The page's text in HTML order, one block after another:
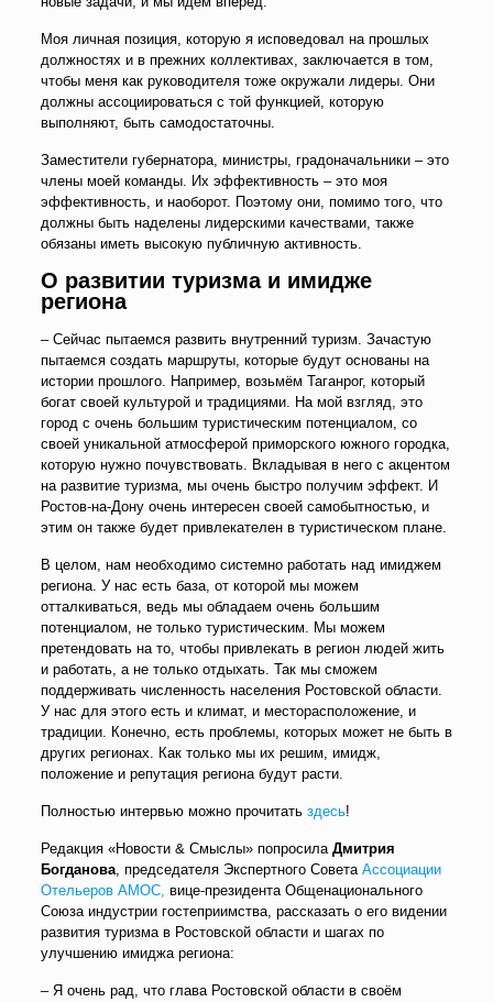
Моя личная позиция, которую я исповедовал на прошлых
должностях и в прежних коллективах, заключается в том,
чтобы меня как руководителя тоже окружали лидеры. Они
должны ассоциироваться с той функцией, которую
выполняют, быть самодостаточны.
Заместители губернатора, министры, градоначальники – это
члены моей команды. Их эффективность – это моя
эффективность, и наоборот. Поэтому они, помимо того, что
должны быть наделены лидерскими качествами, также
обязаны иметь высокую публичную активность.
О развитии туризма и имидже
региона
– Сейчас пытаемся развить внутренний туризм. Зачастую
пытаемся создать маршруты, которые будут основаны на
истории прошлого. Например, возьмём Таганрог, который
богат своей культурой и традициями. На мой взгляд, это
город с очень большим туристическим потенциалом, со
своей уникальной атмосферой приморского южного городка,
которую нужно почувствовать. Вкладывая в него с акцентом
на развитие туризма, мы очень быстро получим эффект. И
Ростов-на-Дону очень интересен своей самобытностью, и
этим он также будет привлекателен в туристическом плане.
В целом, нам необходимо системно работать над имиджем
региона. У нас есть база, от которой мы можем
отталкиваться, ведь мы обладаем очень большим
потенциалом, не только туристическим. Мы можем
претендовать на то, чтобы привлекать в регион людей жить
и работать, а не только отдыхать. Так мы сможем
поддерживать численность населения Ростовской области.
У нас для этого есть и климат, и месторасположение, и
традиции. Конечно, есть проблемы, которых может не быть в
других регионах. Как только мы их решим, имидж,
положение и репутация региона будут расти.
Полностью интервью можно прочитать здесь!
Редакция «Новости & Смыслы» попросила Дмитрия
Богданова, председателя Экспертного Совета Ассоциации
Отельеров АМОС, вице-президента Общенационального
Союза индустрии гостеприимства, рассказать о его видении
развития туризма в Ростовской области и шагах по
улучшению имиджа региона:
– Я очень рад, что глава Ростовской области в своём